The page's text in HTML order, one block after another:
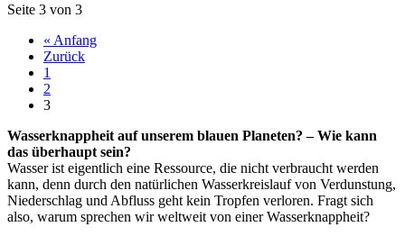
Seite 3 von 3
« Anfang
Zurück
1
2
3
Wasserknappheit auf unserem blauen Planeten? – Wie kann
das überhaupt sein?
Wasser ist eigentlich eine Ressource, die nicht verbraucht werden
kann, denn durch den natürlichen Wasserkreislauf von Verdunstung,
Niederschlag und Abfluss geht kein Tropfen verloren. Fragt sich
also, warum sprechen wir weltweit von einer Wasserknappheit?